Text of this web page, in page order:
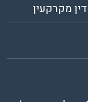
מקרקעין